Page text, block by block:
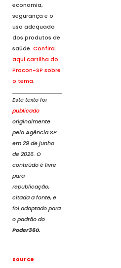
economia,
segurança e o
uso adequado
dos produtos de
saúde. Confira
aqui cartilha do
Procon-SP sobre
o tema.
Este texto foi
publicado
originalmente
pela Agência SP
em 29 de junho
de 2026. O
conteúdo é livre
para
republicação,
citada a fonte, e
foi adaptado para
o padrão do
Poder360.
source